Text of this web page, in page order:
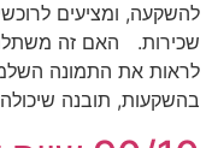
להשקעה, ומציעים
שכירות. האם זה משתלם?
לראות את התמונה
בהשקעות, תובנה